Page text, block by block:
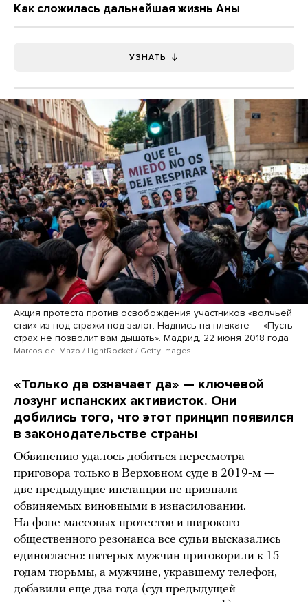
Как сложилась дальнейшая жизнь Аны
УЗНАТЬ
Акция протеста против освобождения участников «волчьей
стаи» из-под стражи под залог. Надпись на плакате — «Пусть
страх не позволит вам дышать». Мадрид, 22 июня 2018 года
Marcos del Mazo / LightRocket / Getty Images
«Только да означает да» — ключевой
лозунг испанских активисток. Они
добились того, что этот принцип появился
в законодательстве страны
Обвинению удалось добиться пересмотра
приговора только в Верховном суде в 2019-м —
две предыдущие инстанции не признали
обвиняемых виновными в изнасиловании.
На фоне массовых протестов и широкого
общественного резонанса все судьи высказались
единогласно: пятерых мужчин приговорили к 15
годам тюрьмы, а мужчине, укравшему телефон,
добавили еще два года (суд предыдущей